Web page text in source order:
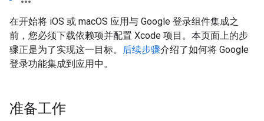
在开始将 iOS 或 macOS 应用与 Google 登录组件集成之
前，您必须下载依赖项并配置 Xcode 项目。本页面上的步
骤正是为了实现这一目标。
后续步骤介绍了如何将 Google
登录功能集成到应用中。
准备工作